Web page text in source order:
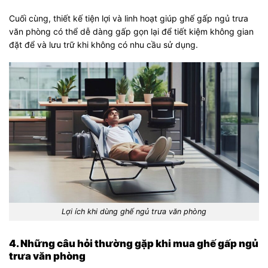
Cuối cùng, thiết kế tiện lợi và linh hoạt giúp ghế gấp ngủ trưa
văn phòng có thể dễ dàng gấp gọn lại để tiết kiệm không gian
đặt để và lưu trữ khi không có nhu cầu sử dụng.
Lợi ích khi dùng ghế ngủ trưa văn phòng
4. Những câu hỏi thường gặp khi mua ghế gấp ngủ
trưa văn phòng